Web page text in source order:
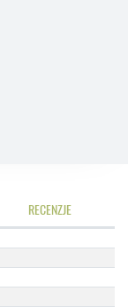
RECENZJE